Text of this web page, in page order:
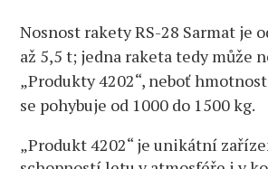
Nosnost rakety RS-28 Sarmat je
až 5,5 t; jedna raketa tedy může
„Produkty 4202“, neboť
se pohybuje od 1000 do 1500 kg.
„Produkt 4202“ je unikátní